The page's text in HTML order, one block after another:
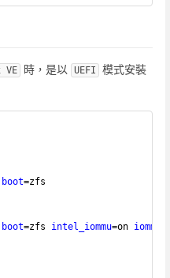
VE 時，是以 UEFI
模式安裝
boot=zfs
boot=zfs intel_iommu=on iommu